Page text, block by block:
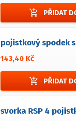
add_shopping_cart PŘIDAT
143,40 Kč
add_shopping_cart PŘIDAT
svorka RSP 4